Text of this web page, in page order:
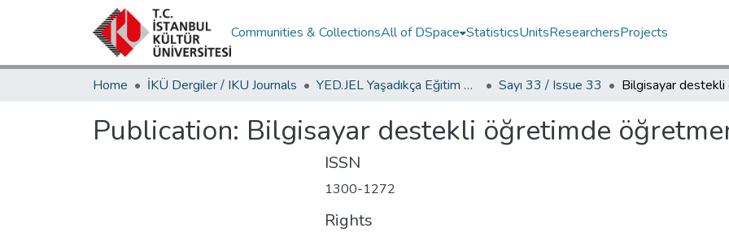
Communities & CollectionsAll of DSpace StatisticsUnitsResearchersProjects
Home İKÜ Dergiler / IKU Journals YED.JEL Yaşadıkça Eğitim Dergisi / Journal of Education For Life Sayı 33 / Issue 33
Publication: Bilgisayar destekli öğretimde
ISSN
1300-1272
Rights